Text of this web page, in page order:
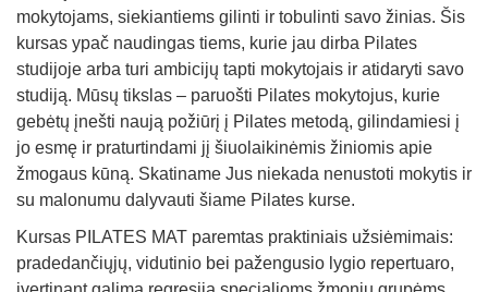
mokytojams, siekiantiems gilinti ir tobulinti savo žinias. Šis
kursas ypač naudingas tiems, kurie jau dirba Pilates
studijoje arba turi ambicijų tapti mokytojais ir atidaryti savo
studiją. Mūsų tikslas – paruošti Pilates mokytojus, kurie
gebėtų įnešti naują požiūrį į Pilates metodą, gilindamiesi į
jo esmę ir praturtindami jį šiuolaikinėmis žiniomis apie
žmogaus kūną. Skatiname Jus niekada nenustoti mokytis ir
su malonumu dalyvauti šiame Pilates kurse.
Kursas PILATES MAT paremtas praktiniais užsiėmimais:
pradedančiųjų, vidutinio bei pažengusio lygio repertuaro,